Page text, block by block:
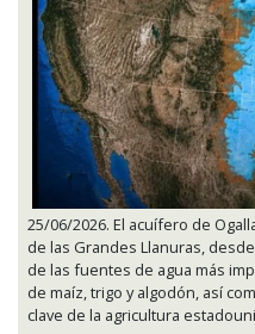
25/06/2026. El acuífero de
de las Grandes Llanuras,
de las fuentes de agua más
de maíz, trigo y algodón, así
clave de la agricultura